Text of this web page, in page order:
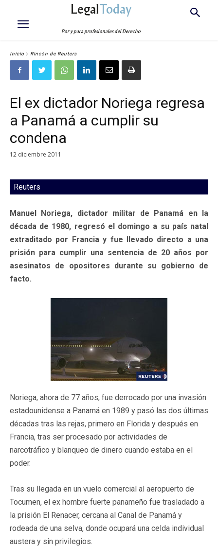
LegalToday
Por y para profesionales del Derecho
Inicio Rincón de Reuters
El ex dictador Noriega regresa
a Panamá a cumplir su
condena
12 diciembre 2011
Reuters
Manuel Noriega, dictador militar de Panamá en la
década de 1980, regresó el domingo a su país natal
extraditado por Francia y fue llevado directo a una
prisión para cumplir una sentencia de 20 años por
asesinatos de opositores durante su gobierno de
facto.
Noriega, ahora de 77 años, fue derrocado por una invasión
estadounidense a Panamá en 1989 y pasó las dos últimas
décadas tras las rejas, primero en Florida y después en
Francia, tras ser procesado por actividades de
narcotráfico y blanqueo de dinero cuando estaba en el
poder.
Tras su llegada en un vuelo comercial al aeropuerto de
Tocumen, el ex hombre fuerte panameño fue trasladado a
la prisión El Renacer, cercana al Canal de Panamá y
rodeada de una selva, donde ocupará una celda individual
austera y sin privilegios.